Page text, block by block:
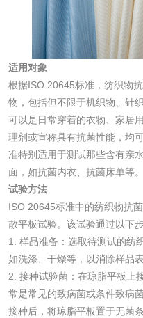
适用对象
根据ISO 20645标准，纺织物
物，包括但不限于机织物、针
可以是日常穿着的衣物、家居
理剂或宣称具有抗菌性能，均
准特别适用于测试那些含有亲
面，如抗菌内衣、抗菌床单等。
试验方法
ISO 20645标准中的纺织物抗
散平板试验。该试验通过以下
1. 样品准备：选取待测试的纺
如洗涤、干燥等，以消除样品
2. 接种试验菌：在琼脂平板上
常是常见的致病菌或条件致病
接种后，将琼脂平板置于无菌
化妆品
化妆品
皮肤光
日化产品
洗衣
花露
清洗
洗手